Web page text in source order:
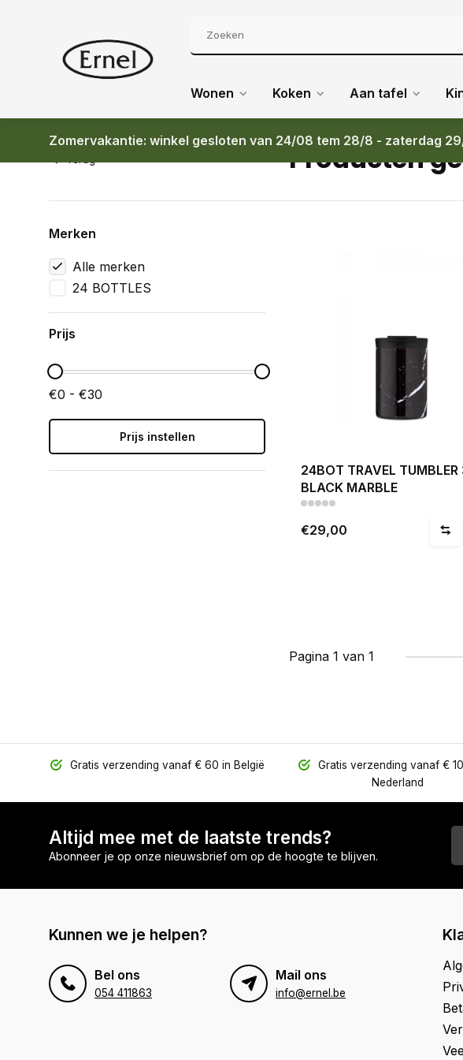
Wonen Koken Aan tafel
Zomervakantie: winkel gesloten van 24/08 tem 28/8 - zaterdag
Producten
Merken
Alle merken
24 BOTTLES
Prijs
€0 - €30
Prijs instellen
24BOT TRAVEL
BLACK MARBLE
€29,00
Pagina 1 van 1
Gratis verzending vanaf € 60 in België
Gratis verzending vanaf €
Nederland
Altijd mee met de laatste trends?
Abonneer je op onze nieuwsbrief om op de hoogte te blijven.
Kunnen we je helpen?
Bel ons
054 411863
Mail ons
info@ernel.be